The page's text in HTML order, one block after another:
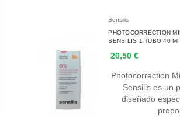
Sensilis
PHOTOCORRECTION
SENSILIS 1 TUBO 40 Ml
20,50 €
Photocorrection
Sensilis es un
diseñado